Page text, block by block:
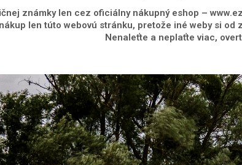
známky len cez oficiálny nákupný eshop –
len túto webovú stránku, pretože iné weby si
Nenaleťte a neplaťte viac,